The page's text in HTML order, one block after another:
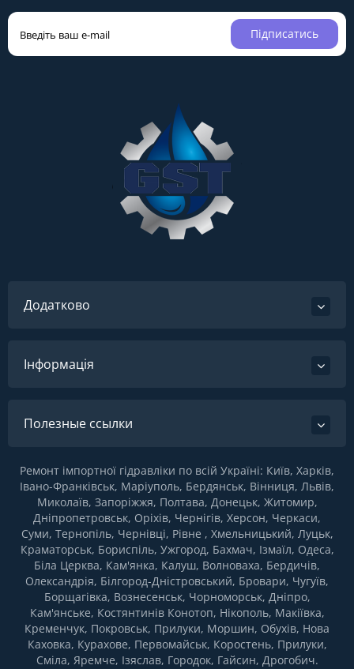
Підписатись
Додатково
Інформація
Полезные ссылки
Ремонт імпортної гідравліки по всій Україні: Київ, Харків,
Івано-Франківськ, Маріуполь, Бердянськ, Вінниця, Львів,
Миколаїв, Запоріжжя, Полтава, Донецьк, Житомир,
Дніпропетровськ, Оріхів, Чернігів, Херсон, Черкаси,
Суми, Тернопіль, Чернівці, Рівне , Хмельницький, Луцьк,
Краматорськ, Бориспіль, Ужгород, Бахмач, Ізмаїл, Одеса,
Біла Церква, Кам'янка, Калуш, Волноваха, Бердичів,
Олександрія, Білгород-Дністровський, Бровари, Чугуїв,
Борщагівка, Вознесенськ, Чорноморськ, Дніпро,
Кам'янське, Костянтинів Конотоп, Нікополь, Макіївка,
Кременчук, Покровськ, Прилуки, Моршин, Обухів, Нова
Каховка, Курахове, Первомайськ, Коростень, Прилуки,
Сміла, Яремче, Ізяслав, Городок, Гайсин, Дрогобич.